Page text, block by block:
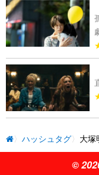
ハッシュタグ 大塚
©